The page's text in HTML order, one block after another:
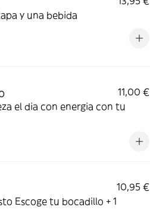
y una bebida
11,00 €
el dia con energia con tu
10,95 €
+ 1